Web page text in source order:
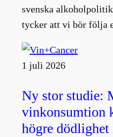
svenska
tycker att vi bör följa
1 juli 2026
Ny stor studie:
vinkonsumtion
högre dödlighet